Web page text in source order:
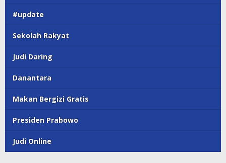
#update
Sekolah Rakyat
Judi Daring
Danantara
Makan Bergizi Gratis
Presiden Prabowo
Judi Online